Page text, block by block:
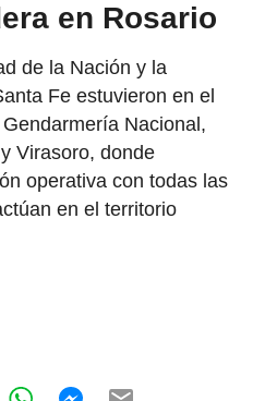
en Rosario
de la Nación y la
Fe estuvieron en el
Nacional,
Virasoro, donde
operativa con todas las
en el territorio